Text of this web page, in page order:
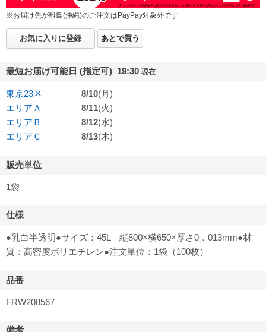
※お届け先が離島(沖縄)のご注文はPayPay対象外です
お気に入りに登録 あとで買う
最短お届け可能日 (指定可) 19:30 現在
東京23区 8/10(月)
エリアＡ
8/11(火)
エリアＢ
8/12(水)
エリアＣ
8/13(木)
販売単位
1袋
仕様
●乳白半透明●サイズ：45L 縦800×横650×厚さ0．013mm●材
質：高密度ポリエチレン●注文単位：1袋（100枚）
品番
FRW208567